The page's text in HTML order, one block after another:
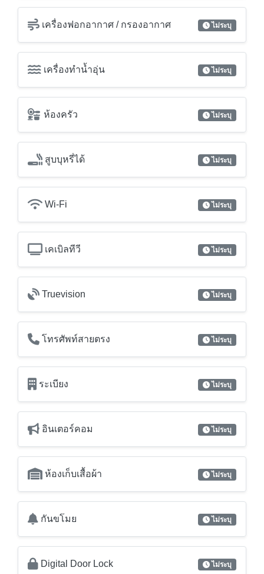
เครื่องฟอกอากาศ / กรองอากาศ ไม่ระบุ
เครื่องทำน้ำอุ่น ไม่ระบุ
ห้องครัว ไม่ระบุ
สูบบุหรี่ได้ ไม่ระบุ
Wi-Fi ไม่ระบุ
เคเบิลทีวี ไม่ระบุ
Truevision ไม่ระบุ
โทรศัพท์สายตรง ไม่ระบุ
ระเบียง ไม่ระบุ
อินเตอร์คอม ไม่ระบุ
ห้องเก็บเสื้อผ้า ไม่ระบุ
กันขโมย ไม่ระบุ
Digital Door Lock ไม่ระบุ